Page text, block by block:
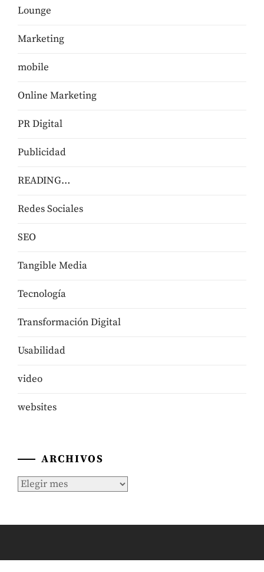
Lounge
Marketing
mobile
Online Marketing
PR Digital
Publicidad
READING…
Redes Sociales
SEO
Tangible Media
Tecnologí­a
Transformación Digital
Usabilidad
video
websites
ARCHIVOS
Archivos